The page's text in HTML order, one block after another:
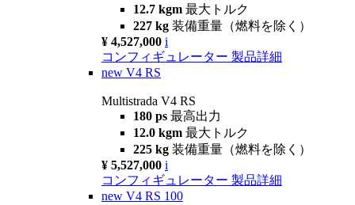
12.7 kgm 最大トルク
227 kg 装備重量（燃料を除く）
¥ 4,527,000 i
コンフィギュレーター 製品詳細
new V4 RS
Multistrada V4 RS
180 ps 最高出力
12.0 kgm 最大トルク
225 kg 装備重量（燃料を除く）
¥ 5,527,000 i
コンフィギュレーター 製品詳細
new V4 RS 100